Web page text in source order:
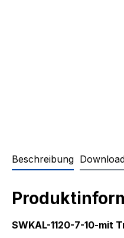
Beschreibung
SWKAL-1120-7-10-mit